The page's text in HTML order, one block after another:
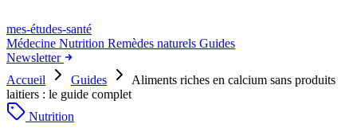
mes-études-santé
Médecine Nutrition Remèdes naturels Guides
Newsletter
Accueil
Guides
Aliments riches en calcium sans produits
laitiers : le guide complet
Nutrition